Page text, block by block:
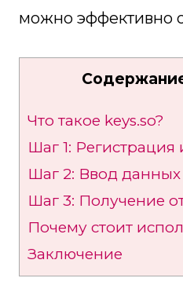
можно эффективно
Что такое keys.so?
Шаг 1:
Шаг 2: Ввод данных
Шаг 3: Получение
Почему стоит
Заключение